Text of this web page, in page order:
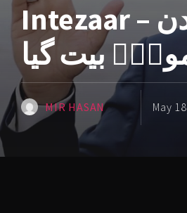
Intezaar – آج کا دن
بیت گیا
MIR HASAN May